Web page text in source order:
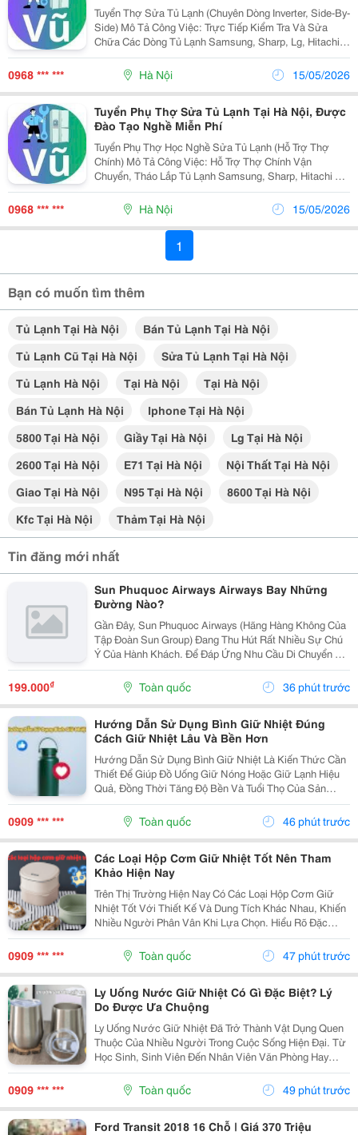
Tuyển Thợ Sửa Tủ Lạnh (Chuyên Dòng Inverter, Side-By-
Side) Mô Tả Công Việc: Trực Tiếp Kiểm Tra Và Sửa
Chữa Các Dòng Tủ Lạnh Samsung, Sharp, Lg, Hitachi.
Xử Lý Các Lỗi Khó: Hỏng Lốc (Block), Xì Gas, Lỗi Bo
0968 *** *** Hà Nội 15/05/2026
Tuyển Phụ Thợ Sửa Tủ Lạnh Tại Hà Nội, Được
Đào Tạo Nghề Miễn Phí
Tuyển Phụ Thợ Học Nghề Sửa Tủ Lạnh (Hỗ Trợ Thợ
Chính) Mô Tả Công Việc: Hỗ Trợ Thợ Chính Vận
Chuyển, Tháo Lắp Tủ Lạnh Samsung, Sharp, Hitachi Tại
Nhà Khách Hàng. Phụ Giúp Kiểm Tra Dòng Điện, Nạp
Gas Và Vệ Sinh Dàn Nóng/Lạnh. Học Cách...
0968 *** *** Hà Nội 15/05/2026
1
Bạn có muốn tìm thêm
Tủ Lạnh Tại Hà Nội
Bán Tủ Lạnh Tại Hà Nội
Tủ Lạnh Cũ Tại Hà Nội
Sửa Tủ Lạnh Tại Hà Nội
Tủ Lạnh Hà Nội
Tại Hà Nội
Tại Hà Nội
Bán Tủ Lạnh Hà Nội
Iphone Tại Hà Nội
5800 Tại Hà Nội
Giầy Tại Hà Nội
Lg Tại Hà Nội
2600 Tại Hà Nội
E71 Tại Hà Nội
Nội Thất Tại Hà Nội
Giao Tại Hà Nội
N95 Tại Hà Nội
8600 Tại Hà Nội
Kfc Tại Hà Nội
Thảm Tại Hà Nội
Tin đăng mới nhất
Sun Phuquoc Airways Airways Bay Những
Đường Nào?
Gần Đây, Sun Phuquoc Airways (Hãng Hàng Không Của
Tập Đoàn Sun Group) Đang Thu Hút Rất Nhiều Sự Chú
Ý Của Hành Khách. Để Đáp Ứng Nhu Cầu Di Chuyển Và
Du Lịch, Hãng Đang Liên Tục Mở Rộng Mạng Lưới Bay,
Kết Nối Trực Tiếp Phú Quốc Với Nhiều Tỉnh Thành...
199.000₫ Toàn quốc 36 phút trước
Hướng Dẫn Sử Dụng Bình Giữ Nhiệt Đúng
Cách Giữ Nhiệt Lâu Và Bền Hơn
Hướng Dẫn Sử Dụng Bình Giữ Nhiệt Là Kiến Thức Cần
Thiết Để Giúp Đồ Uống Giữ Nóng Hoặc Giữ Lạnh Hiệu
Quả, Đồng Thời Tăng Độ Bền Và Tuổi Thọ Của Sản
Phẩm. Trong Bài Viết Này, Cozycup Sẽ Chia Sẻ Cách Vệ
Sinh Bình Trước Khi Sử Dụng, Cách Dùng Đúng Mỗi...
0909 *** *** Toàn quốc 46 phút trước
Các Loại Hộp Cơm Giữ Nhiệt Tốt Nên Tham
Khảo Hiện Nay
Trên Thị Trường Hiện Nay Có Các Loại Hộp Cơm Giữ
Nhiệt Tốt Với Thiết Kế Và Dung Tích Khác Nhau, Khiến
Nhiều Người Phân Vân Khi Lựa Chọn. Hiểu Rõ Đặc
Điểm Của Từng Loại Sẽ Giúp Bạn Dễ Dàng Tìm Được
Sản Phẩm Phù Hợp Với Nhu Cầu Sử Dụng Hằng Ngày.
0909 *** *** Toàn quốc 47 phút trước
Ly Uống Nước Giữ Nhiệt Có Gì Đặc Biệt? Lý
Do Được Ưa Chuộng
Ly Uống Nước Giữ Nhiệt Đã Trở Thành Vật Dụng Quen
Thuộc Của Nhiều Người Trong Cuộc Sống Hiện Đại. Từ
Học Sinh, Sinh Viên Đến Nhân Viên Văn Phòng Hay
Người Thường Xuyên Di Chuyển Đều Có Thể Sử Dụng
Để Mang Theo Đồ Uống Yêu Thích. Vậy Điều Gì Khiến
0909 *** *** Toàn quốc 49 phút trước
Ford Transit 2018 16 Chỗ | Giá 370 Triệu